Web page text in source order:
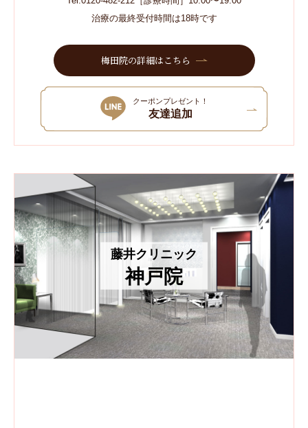
治療の最終受付時間は18時です
梅田院の詳細はこちら
クーポンプレゼント！
友達追加
藤井クリニック
神戸院